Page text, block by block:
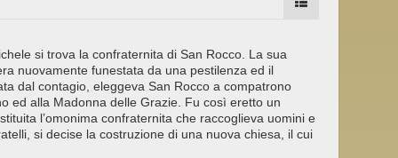
si trova la confraternita di San Rocco. La sua
nuovamente funestata da una pestilenza ed il
dal contagio, eleggeva San Rocco a compatrono
ed alla Madonna delle Grazie. Fu così eretto un
l’omonima confraternita che raccoglieva uomini e
si decise la costruzione di una nuova chiesa, il cui